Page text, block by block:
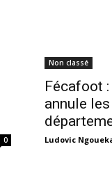
0
Non classé
Fécafoot
annule
Ludovic